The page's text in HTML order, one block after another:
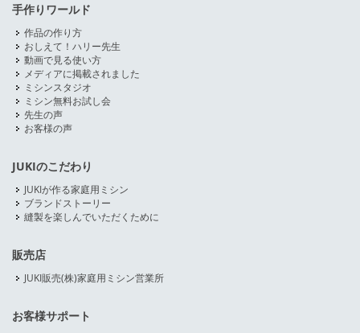
手作りワールド
作品の作り方
おしえて！ハリー先生
動画で見る使い方
メディアに掲載されました
ミシンスタジオ
ミシン無料お試し会
先生の声
お客様の声
JUKIのこだわり
JUKIが作る家庭用ミシン
ブランドストーリー
縫製を楽しんでいただくために
販売店
JUKI販売(株)家庭用ミシン営業所
お客様サポート